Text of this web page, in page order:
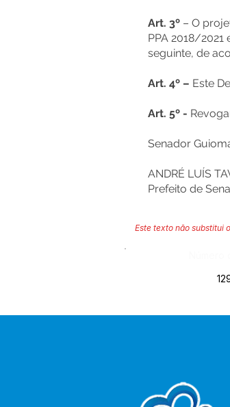
Art. 3º – O
PPA 2018/
seguinte, de
Art. 4º – Este
Art. 5º -
Senador
ANDRÉ LUÍS
Prefeito de
Este texto não substitui